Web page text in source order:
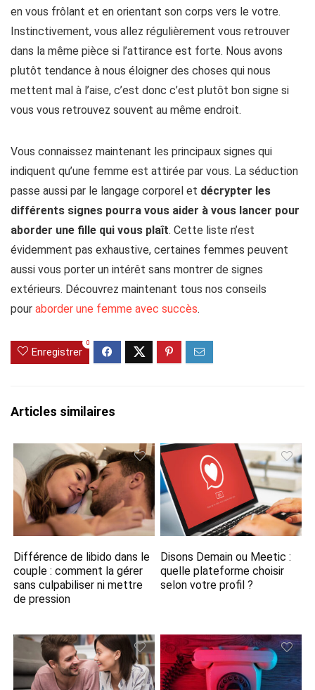
en vous frôlant et en orientant son corps vers le votre.
Instinctivement, vous allez régulièrement vous retrouver
dans la même pièce si l’attirance est forte. Nous avons
plutôt tendance à nous éloigner des choses qui nous
mettent mal à l’aise, c’est donc c’est plutôt bon signe si
vous vous retrouvez souvent au même endroit.
Vous connaissez maintenant les principaux signes qui
indiquent qu’une femme est attirée par vous. La séduction
passe aussi par le langage corporel et décrypter les
différents signes pourra vous aider à vous lancer pour
aborder une fille qui vous plaît. Cette liste n’est
évidemment pas exhaustive, certaines femmes peuvent
aussi vous porter un intérêt sans montrer de signes
extérieurs. Découvrez maintenant tous nos conseils
pour aborder une femme avec succès.
Enregistrer
0
Articles similaires
Différence de libido dans le
couple : comment la gérer
sans culpabiliser ni mettre
de pression
Disons Demain ou Meetic :
quelle plateforme choisir
selon votre profil ?